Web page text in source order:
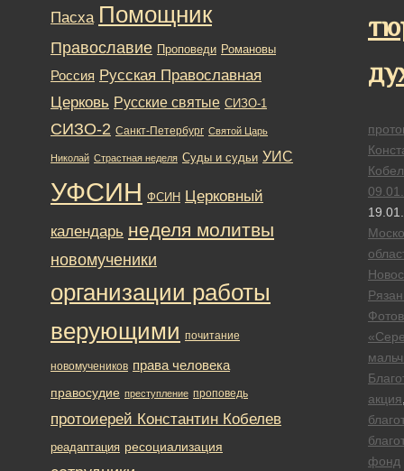
акция
фонд
Пасха Помощник
Православие Проповеди Романовы
Россия Русская Православная
Церковь Русские святые СИЗО-1
СИЗО-2 Санкт-Петербург Святой Царь
Николай Страстная неделя Суды и судьи УИС
УФСИН ФСИН Церковный
календарь неделя молитвы
новомученики
организации работы
верующими почитание
новомучеников права человека
правосудие преступление проповедь
протоиерей Константин Кобелев
реадаптация ресоциализация